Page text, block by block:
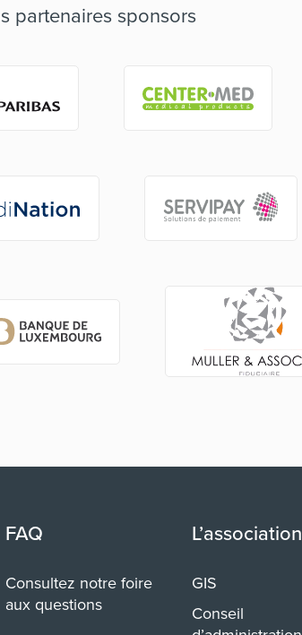
partenaires sponsors
FAQ
Consultez notre foire
aux questions
L’association
GIS
Conseil